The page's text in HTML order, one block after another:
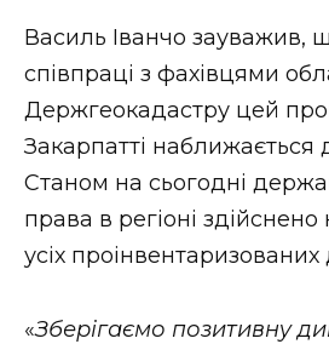
Василь Іванчо зауважив,
співпраці з фахівцями
Держгеокадастру цей
Закарпатті
Станом на сьогодні
права в регіоні
усіх проінвентаризованих
«Зберігаємо позитивну